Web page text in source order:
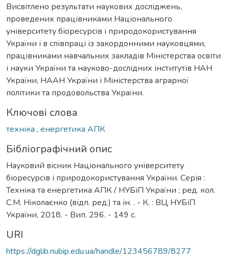
Висвітлено результати наукових досліджень,
проведених працівниками Національного
університету біоресурсів і природокористування
України і в співпраці із закордонними науковцями,
працівниками навчальних закладів Міністерства освіти
і науки України та науково-дослідних інститутів НАН
України, НААН України і Міністерства аграрної
політики та продовольства України.
Ключові слова
техніка , енергетика АПК
Бібліографічний опис
Науковий вісник Національного університету
біоресурсів і природокористування України. Серія :
Техніка та енергетика АПК / НУБіП України ; ред. кол.
C.М. Ніколаєнко (відп. ред.) та ін. . - К. : ВЦ НУБіП
України, 2018. - Вип. 296. - 149 с.
URI
https://dglib.nubip.edu.ua/handle/123456789/8277